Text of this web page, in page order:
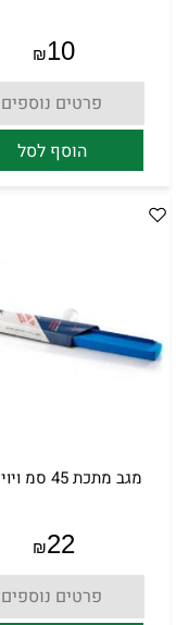
₪10
פרטים נוספים
הוסף לסל
מגב מתכת 45 סמ ויויאן (2)
₪22
פרטים נוספים